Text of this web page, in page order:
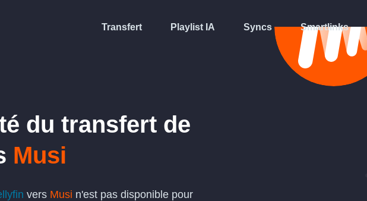
Transfert Playlist IA Syncs Smartlinks
du transfert de
Musi
vers Musi n'est pas disponible pour